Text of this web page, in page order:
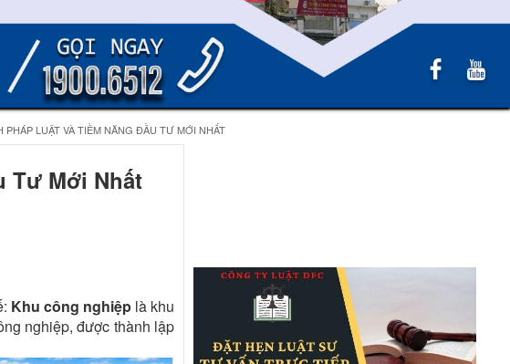
LUẬT VÀ TIỀM NĂNG ĐẦU TƯ MỚI NHẤT
Tư Mới Nhất
Khu công nghiệplà khu
nghiệp, được thành lập